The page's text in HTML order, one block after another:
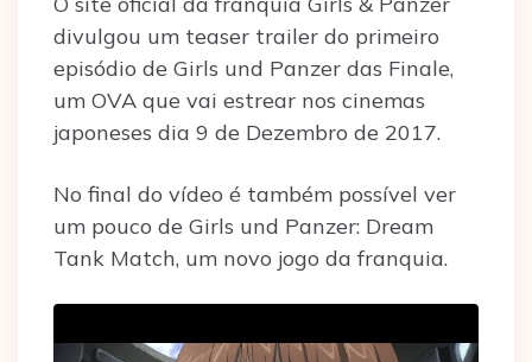
divulgou um teaser trailer do primeiro
episódio de Girls und Panzer das Finale,
um OVA que vai estrear nos cinemas
japoneses dia 9 de Dezembro de 2017.
No final do vídeo é também possível ver
um pouco de Girls und Panzer: Dream
Tank Match, um novo jogo da franquia.